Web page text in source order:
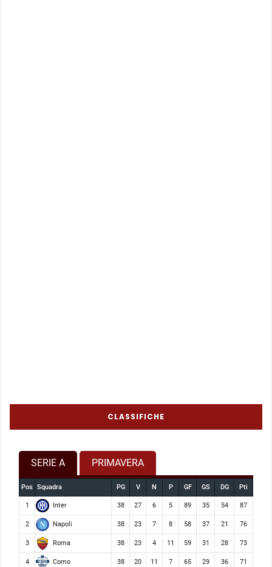
CLASSIFICHE
SERIE A PRIMAVERA
Pos Squadra PG V N P GF GS DG Pti
1 Inter 38 27 6 5 89 35 54 87
2 Napoli 38 23 7 8 58 37 21 76
3 Roma 38 23 4 11 59 31 28 73
4 Como 38 20 11 7 65 29 36 71